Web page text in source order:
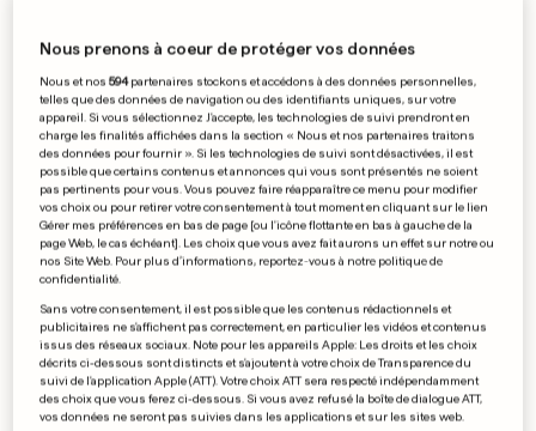
EN FRANCE
Une femme retrouvée morte à
son domicile
0 0
MANIFESTATIONS
L'UE sanctionne le régime au
Bélarus
Nous prenons à coeur de protéger vos données
Nous et nos594partenaires stockons et accédons à des données personnelles,
telles que des données de navigation ou des identifiants uniques, sur votre
appareil. Si vous sélectionnez J'accepte, les technologies de suivi prendront en
charge les finalités affichées dans la section « Nous et nos partenaires traitons
des données pour fournir ». Si les technologies de suivi sont désactivées, il est
possible que certains contenus et annonces qui vous sont présentés ne soient
pas pertinents pour vous. Vous pouvez faire réapparaître ce menu pour modifier
vos choix ou pour retirer votre consentement à tout moment en cliquant sur le lien
Gérer mes préférences en bas de page [ou l'icône flottante en bas à gauche de la
page Web, le cas échéant]. Les choix que vous avez fait aurons un effet sur notre ou
nos Site Web. Pour plus d’informations, reportez-vous à notre politique de
confidentialité.
Sans votre consentement, il est possible que les contenus rédactionnels et
publicitaires ne s'affichent pas correctement, en particulier les vidéos et contenus
issus des réseaux sociaux. Note pour les appareils Apple: Les droits et les choix
décrits ci-dessous sont distincts et s'ajoutent à votre choix de Transparence du
suivi de l'application Apple (ATT). Votre choix ATT sera respecté indépendamment
des choix que vous ferez ci-dessous. Si vous avez refusé la boîte de dialogue ATT,
vos données ne seront pas suivies dans les applications et sur les sites web.